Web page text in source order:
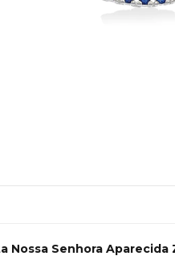
Nossa Senhora Aparecida